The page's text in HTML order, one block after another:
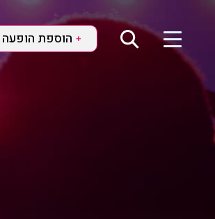
+ הוספת הופעה